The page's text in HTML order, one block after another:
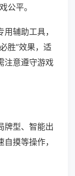
公平。
辅助工具，
胜”效果，适
注意遵守游戏
牌型、智能出
摸等操作，